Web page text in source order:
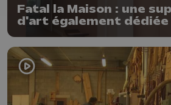
Fatal la Maison : une
d'art également dédiée